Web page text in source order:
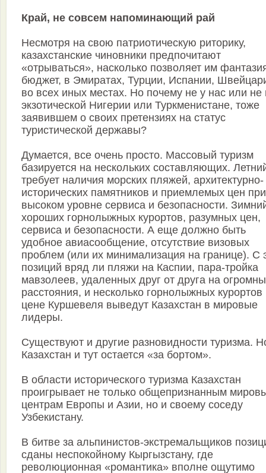
Край, не совсем напоминающий рай
Несмотря на свою патриотическую риторику,
казахстанские чиновники предпочитают
«отрываться», насколько позволяет им
бюджет, в Эмиратах, Турции, Испании,
во всех иных местах. Но почему не у нас или не
экзотической Нигерии или Туркменистане, тоже
заявившем о своих претензиях на статус
туристической державы?
Думается, все очень просто. Массовый туризм
базируется на нескольких составляющих.
требует наличия морских пляжей, архитектурно-
исторических памятников и приемлемых цен при
высоком уровне сервиса и безопасности.
хороших горнолыжных курортов, разумных цен,
сервиса и безопасности. А еще должно быть
удобное авиасообщение, отсутствие визовых
проблем (или их минимализация на границе). С
позиций вряд ли пляжи на Каспии, пара-тройка
мавзолеев, удаленных друг от друга на
расстояния, и несколько горнолыжных курортов
цене Куршевеля выведут Казахстан в мировые
лидеры.
Существуют и другие разновидности туризма.
Казахстан и тут остается «за бортом».
В области исторического туризма Казахстан
проигрывает не только общепризнанным
центрам Европы и Азии, но и своему соседу
Узбекистану.
В битве за альпинистов-экстремальщиков
сданы неспокойному Кыргызстану, где
революционная «романтика» вполне ощутимо